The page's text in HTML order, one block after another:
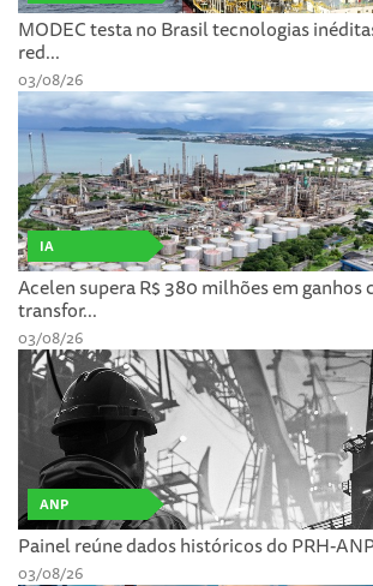
MODEC testa no Brasil tecnologias
red...
03/08/26
IA
Acelen supera R$ 380 milhões em ganhos
transfor...
03/08/26
ANP
Painel reúne dados históricos do PRH-
03/08/26